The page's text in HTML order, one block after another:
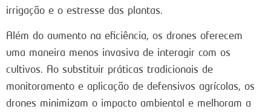
irrigação e o estresse das plantas.
Além do aumento na eficiência, os drones oferecem
uma maneira menos invasiva de interagir com os
cultivos. Ao substituir práticas tradicionais de
monitoramento e aplicação de defensivos agrícolas, os
drones minimizam o impacto ambiental e melhoram a